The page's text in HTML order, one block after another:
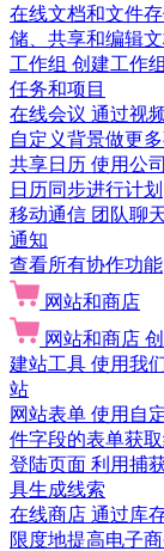
在线文档和文件
储、共享和编辑
工作组 创建工作
任务和项目
在线会议 通过视
自定义背景做更
共享日历 使用公
日历同步进行计划
移动通信 团队聊
通知
查看所有协作功能
网站和商店
网站和商店
建站工具 使用我
站
网站表单 使用自
件字段的表单获
登陆页面 利用捕
具生成线索
在线商店 通过库
限度地提高电子